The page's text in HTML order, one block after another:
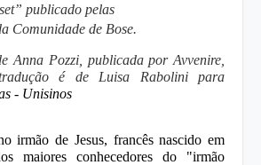
” publicado pelas
Comunidade de Bose.
Anna Pozzi, publicada por Avvenire
é de Luisa Rabolinipara
- Unisinos
irmão de Jesus, francês nascido em
maiores conhecedores do "irmão